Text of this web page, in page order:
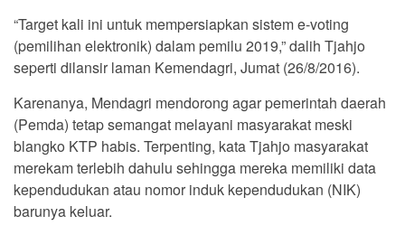
“Target kali ini untuk mempersiapkan sistem e-voting
(pemilihan elektronik) dalam pemilu 2019,” dalih Tjahjo
seperti dilansir laman Kemendagri, Jumat (26/8/2016).
Karenanya, Mendagri mendorong agar pemerintah daerah
(Pemda) tetap semangat melayani masyarakat meski
blangko KTP habis. Terpenting, kata Tjahjo masyarakat
merekam terlebih dahulu sehingga mereka memiliki data
kependudukan atau nomor induk kependudukan (NIK)
barunya keluar.